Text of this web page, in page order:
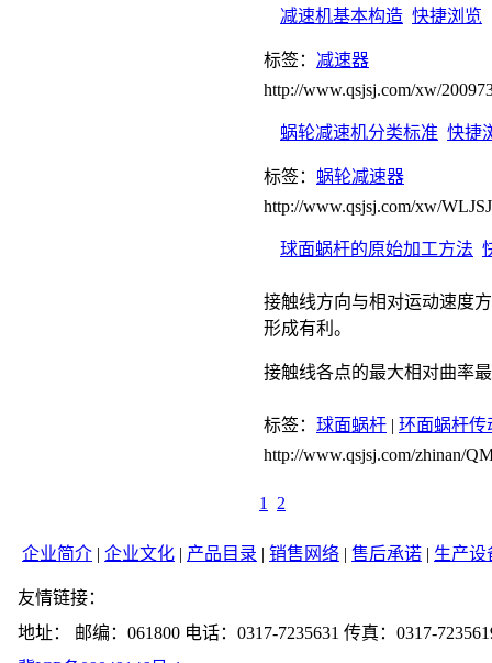
减速机基本构造 快捷浏览
标签： 减速器
http://www.qsjsj.com/xw/
蜗轮减速机分类标准 快捷
标签： 蜗轮减速器
http://www.qsjsj.com/xw/
球面蜗杆的原始加工方法
接触线方向与相对运动速度
形成有利。
接触线各点的最大相对曲率
标签： 球面蜗杆 | 环面蜗杆传
http://www.qsjsj.com/zhinan/
1 2
企业简介 | 企业文化 | 产品目录 | 销售网络 | 售后承诺 | 生产设
友情链接：
地址： 邮编：061800 电话：0317-7235631 传真：0317-